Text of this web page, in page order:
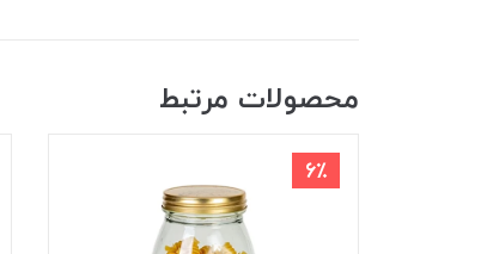
محصولات مرتبط
6٪